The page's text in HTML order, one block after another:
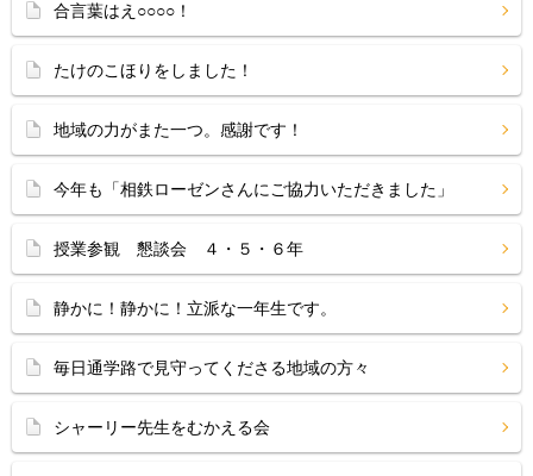
合言葉はえ○○○○！
たけのこほりをしました！
地域の力がまた一つ。感謝です！
今年も「相鉄ローゼンさんにご協力いただきました」
授業参観 懇談会 ４・５・６年
静かに！静かに！立派な一年生です。
毎日通学路で見守ってくださる地域の方々
シャーリー先生をむかえる会